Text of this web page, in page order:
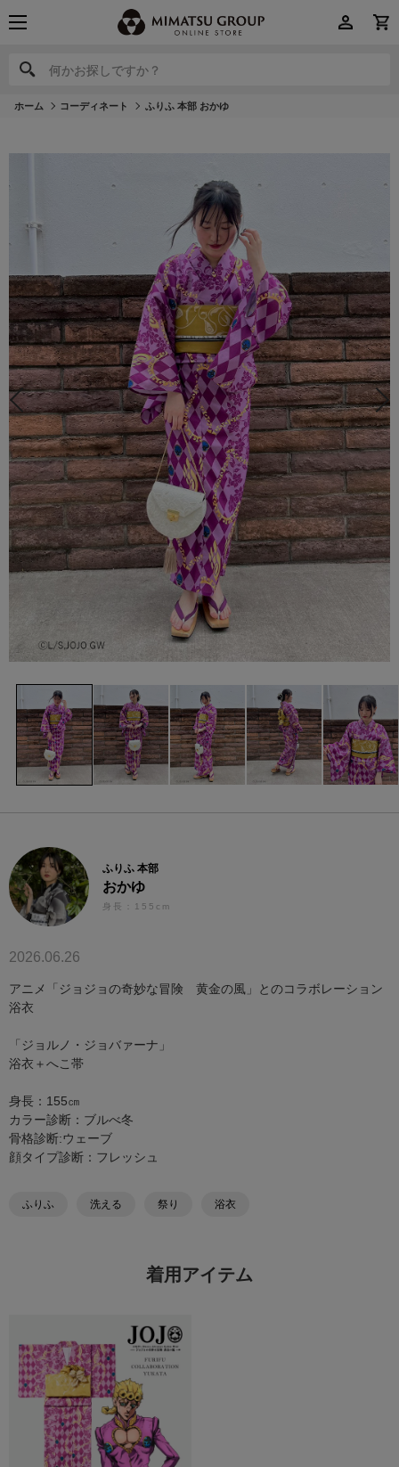
何かお探しですか？
何かお探しですか？
ホーム コーディネート ふりふ 本部 おかゆ
ふりふ 本部
おかゆ
身長：155cm
2026.06.26
アニメ「ジョジョの奇妙な冒険 黄金の風」とのコラボレーション
浴衣
「ジョルノ・ジョバァーナ」
浴衣＋へこ帯
身長：155㎝
カラー診断：ブルべ冬
骨格診断:ウェーブ
顔タイプ診断：フレッシュ
ふりふ 洗える 祭り 浴衣
着用アイテム